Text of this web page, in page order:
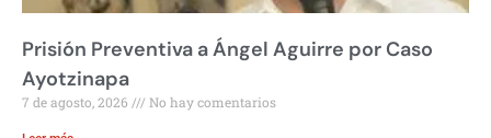
Prisión Preventiva a Ángel Aguirre por Caso
Ayotzinapa
7 de agosto, 2026 No hay comentarios